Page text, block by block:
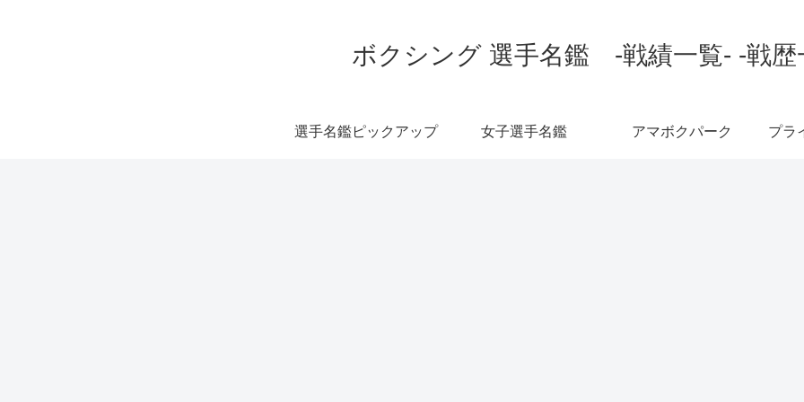
ボクシング 選手名鑑 -戦績一覧- -戦歴
選手名鑑ピックアップ 女子選手名鑑 アマボクパーク プラ